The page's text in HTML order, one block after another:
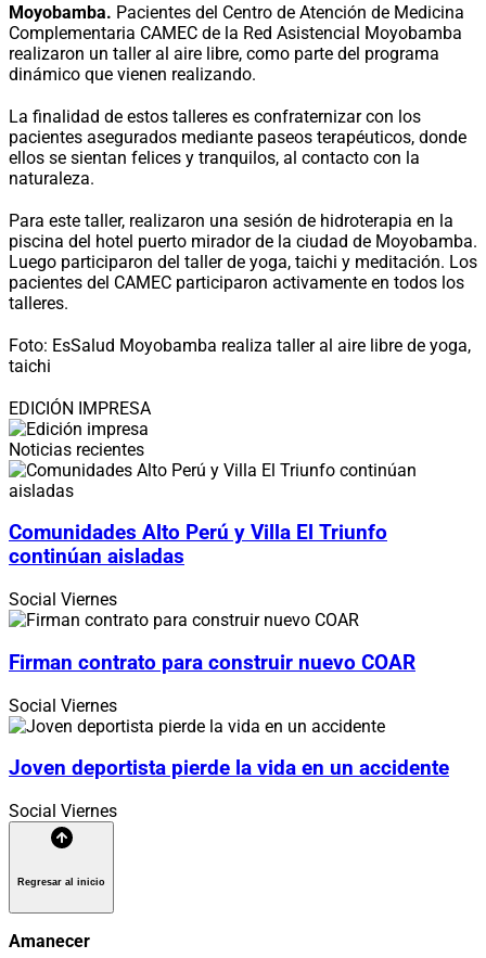
Moyobamba. Pacientes del Centro de Atención de Medicina
Complementaria CAMEC de la Red Asistencial Moyobamba
realizaron un taller al aire libre, como parte del programa
dinámico que vienen realizando.
La finalidad de estos talleres es confraternizar con los
pacientes asegurados mediante paseos terapéuticos, donde
ellos se sientan felices y tranquilos, al contacto con la
naturaleza.
Para este taller, realizaron una sesión de hidroterapia en la
piscina del hotel puerto mirador de la ciudad de Moyobamba.
Luego participaron del taller de yoga, taichi y meditación. Los
pacientes del CAMEC participaron activamente en todos los
talleres.
Foto: EsSalud Moyobamba realiza taller al aire libre de yoga,
taichi
EDICIÓN IMPRESA
Noticias recientes
Comunidades Alto Perú y Villa El Triunfo
continúan aisladas
Social Viernes
Firman contrato para construir nuevo COAR
Social Viernes
Joven deportista pierde la vida en un accidente
Social Viernes
Regresar al inicio
Amanecer